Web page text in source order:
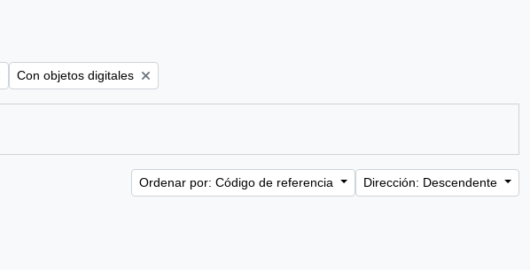
Remove filter:
Con objetos digitales
Ordenar por: Código de referencia Dirección: Descendente